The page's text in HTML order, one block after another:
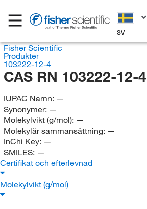
SV
Fisher Scientific
Produkter
103222-12-4
CAS RN 103222-12-4
IUPAC Namn: —
Synonymer: —
Molekylvikt (g/mol): —
Molekylär sammansättning: —
InChi Key: —
SMILES: —
Certifikat och efterlevnad
Molekylvikt (g/mol)